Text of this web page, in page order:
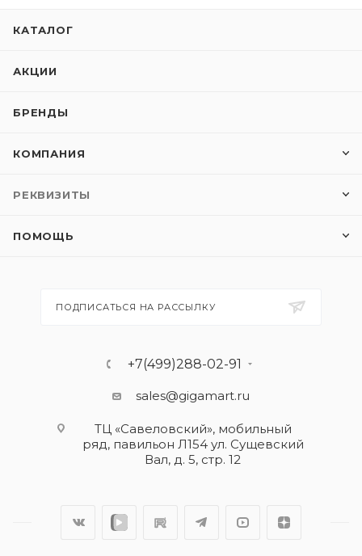
КАТАЛОГ
АКЦИИ
БРЕНДЫ
КОМПАНИЯ
РЕКВИЗИТЫ
ПОМОЩЬ
ПОДПИСАТЬСЯ НА РАССЫЛКУ
+7(499)288-02-91
sales@gigamart.ru
ТЦ «Савеловский», мобильный
ряд, павильон Л154 ул. Сущевский
Вал, д. 5, стр. 12